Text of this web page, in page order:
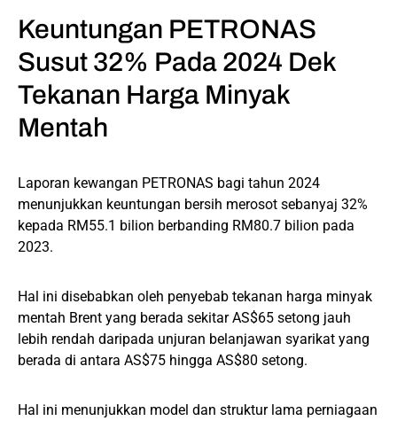
Keuntungan PETRONAS
Susut 32% Pada 2024 Dek
Tekanan Harga Minyak
Mentah
Laporan kewangan PETRONAS bagi tahun 2024
menunjukkan keuntungan bersih merosot sebanyaj 32%
kepada RM55.1 bilion berbanding RM80.7 bilion pada
2023.
Hal ini disebabkan oleh penyebab tekanan harga minyak
mentah Brent yang berada sekitar AS$65 setong jauh
lebih rendah daripada unjuran belanjawan syarikat yang
berada di antara AS$75 hingga AS$80 setong.
Hal ini menunjukkan model dan struktur lama perniagaan